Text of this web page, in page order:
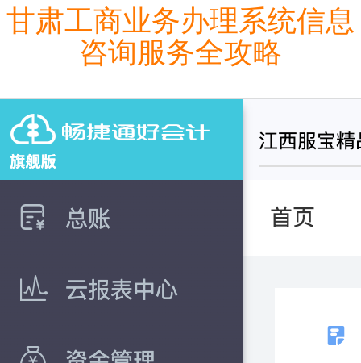
甘肃工商业务办理系统信息
咨询服务全攻略